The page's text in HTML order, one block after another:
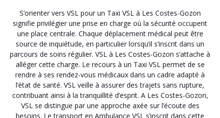
S’orienter vers VSL pour un Taxi VSL à Les Costes-Gozon
signifie privilégier une prise en charge où la sécurité occupent
une place centrale. Chaque déplacement médical peut être
source de inquiétude, en particulier lorsqu’il s’inscrit dans un
parcours de soins régulier. VSL à Les Costes-Gozon s’attache à
alléger cette charge. Le recours à un Taxi VSL permet de se
rendre à ses rendez-vous médicaux dans un cadre adapté à
l’état de santé. VSL veille à assurer des trajets sans rupture,
contribuant ainsi à la tranquillité d’esprit. A Les Costes-Gozon,
VSL se distingue par une approche axée sur l’écoute des
besoins. Le transport en Ambulance VSL s’inscrit dans cette